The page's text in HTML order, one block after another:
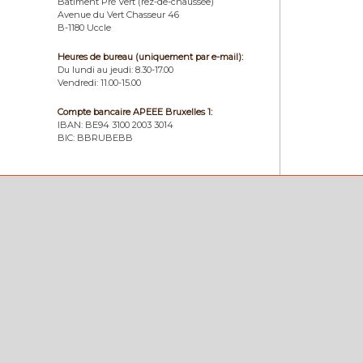
Avenue du Vert Chasseur 46
B-1180 Uccle
Heures de bureau (uniquement par e-mail):
Du lundi au jeudi: 8.30-17.00
Vendredi: 11.00-15.00
Compte bancaire APEEE Bruxelles 1:
IBAN: BE94 3100 2003 3014
BIC: BBRUBEBB